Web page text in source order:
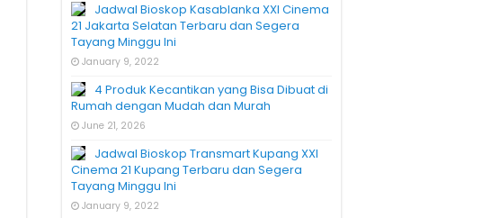
Jadwal Bioskop Kasablanka XXI Cinema
21 Jakarta Selatan Terbaru dan Segera
Tayang Minggu Ini
January 9, 2022
4 Produk Kecantikan yang Bisa Dibuat di
Rumah dengan Mudah dan Murah
June 21, 2026
Jadwal Bioskop Transmart Kupang XXI
Cinema 21 Kupang Terbaru dan Segera
Tayang Minggu Ini
January 9, 2022